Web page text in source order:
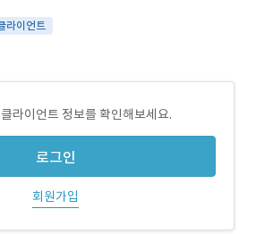
라이언트
라이언트 정보를 확인해보세요.
로그인
회원가입